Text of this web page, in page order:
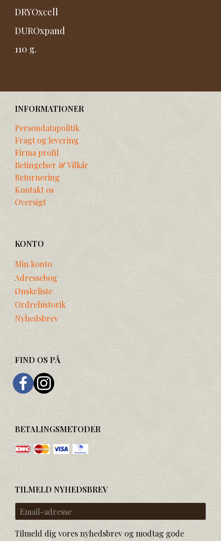
DRYOxcell
DUROxpand
110 g.
INFORMATIONER
Persondatapolitik
Fragt og levering
Firma profil
Betingelser & Vilkår
Returnering
Kontakt os
Oversigt
KONTO
Min konto
Adressebog
Ønskeliste
Ordrehistorik
Nyhedsbrev
FIND OS PÅ
BETALINGSMETODER
TILMELD NYHEDSBREV
Email-
adresse
Tilmeld dig vores nyhedsbrev og modtag gode